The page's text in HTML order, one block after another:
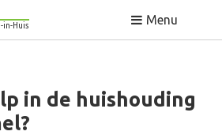
in-Huis Menu
in de huishouding